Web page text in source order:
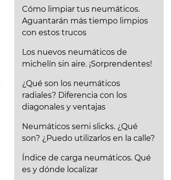
Cómo limpiar tus neumáticos.
Aguantarán más tiempo limpios
con estos trucos
Los nuevos neumáticos de
michelín sin aire. ¡Sorprendentes!
¿Qué son los neumáticos
radiales? Diferencia con los
diagonales y ventajas
Neumáticos semi slicks. ¿Qué
son? ¿Puedo utilizarlos en la calle?
Índice de carga neumáticos. Qué
es y dónde localizar